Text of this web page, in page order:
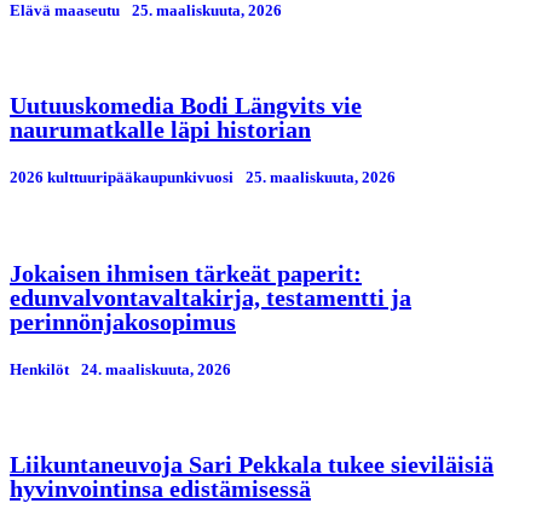
Elävä maaseutu 25. maaliskuuta, 2026
Uutuuskomedia Bodi Längvits vie
naurumatkalle läpi historian
2026 kulttuuripääkaupunkivuosi 25. maaliskuuta, 2026
Jokaisen ihmisen tärkeät paperit:
edunvalvontavaltakirja, testamentti ja
perinnönjakosopimus
Henkilöt 24. maaliskuuta, 2026
Liikuntaneuvoja Sari Pekkala tukee sieviläisiä
hyvinvointinsa edistämisessä